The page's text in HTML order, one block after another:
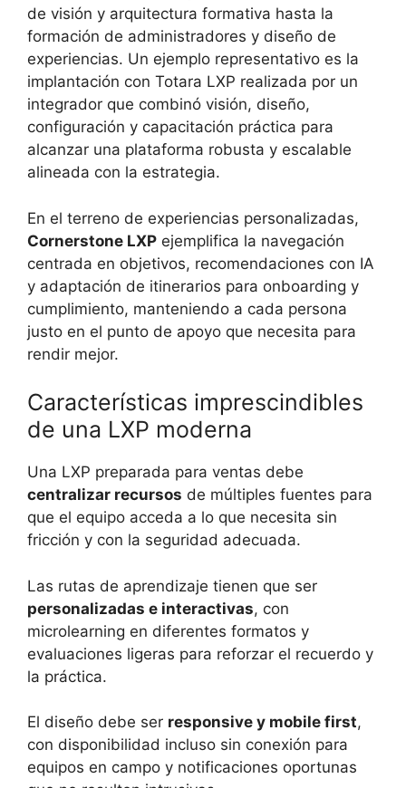
de visión y arquitectura formativa hasta la
formación de administradores y diseño de
experiencias. Un ejemplo representativo es la
implantación con Totara LXP realizada por un
integrador que combinó visión, diseño,
configuración y capacitación práctica para
alcanzar una plataforma robusta y escalable
alineada con la estrategia.
En el terreno de experiencias personalizadas,
Cornerstone LXP ejemplifica la navegación
centrada en objetivos, recomendaciones con IA
y adaptación de itinerarios para onboarding y
cumplimiento, manteniendo a cada persona
justo en el punto de apoyo que necesita para
rendir mejor.
Características imprescindibles
de una LXP moderna
Una LXP preparada para ventas debe
centralizar recursos de múltiples fuentes para
que el equipo acceda a lo que necesita sin
fricción y con la seguridad adecuada.
Las rutas de aprendizaje tienen que ser
personalizadas e interactivas, con
microlearning en diferentes formatos y
evaluaciones ligeras para reforzar el recuerdo y
la práctica.
El diseño debe ser responsive y mobile first,
con disponibilidad incluso sin conexión para
equipos en campo y notificaciones oportunas